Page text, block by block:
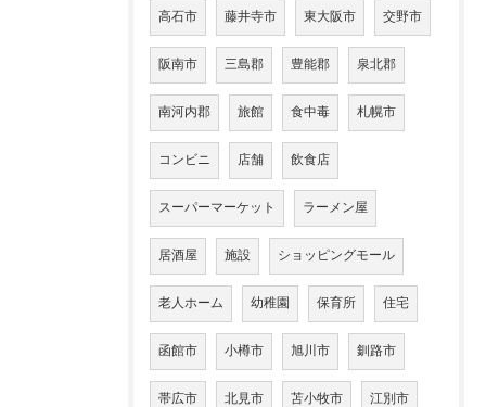
高石市 藤井寺市 東大阪市 交野市
阪南市 三島郡 豊能郡 泉北郡
南河内郡 旅館 食中毒 札幌市
コンビニ 店舗 飲食店
スーパーマーケット ラーメン屋
居酒屋 施設 ショッピングモール
老人ホーム 幼稚園 保育所 住宅
函館市 小樽市 旭川市 釧路市
帯広市 北見市 苫小牧市 江別市